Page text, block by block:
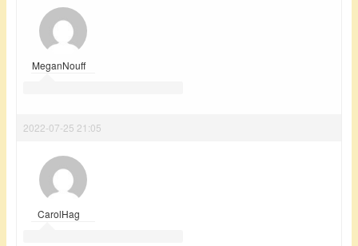
MeganNouff
2022-07-25 21:05
CarolHag